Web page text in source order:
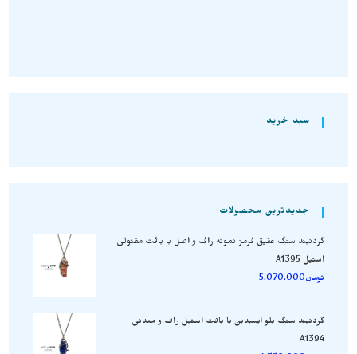
سبد خرید
جدیدترین محصولات
گردنبند سنگ عقیق قرمز نمونه راف و اصل با بافت مفتولی
استیل A1395
تومان5.070.000
گردنبند سنگ بلو ابسیدین با بافت استیل راف و معدنی
A1394